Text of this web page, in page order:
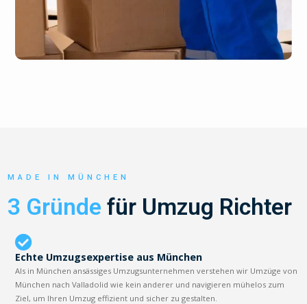
MADE IN MÜNCHEN
3 Gründe für Umzug Richter
Echte Umzugsexpertise aus München
Als in München ansässiges Umzugsunternehmen verstehen wir Umzüge von
München nach Valladolid wie kein anderer und navigieren mühelos zum
Ziel, um Ihren Umzug effizient und sicher zu gestalten.